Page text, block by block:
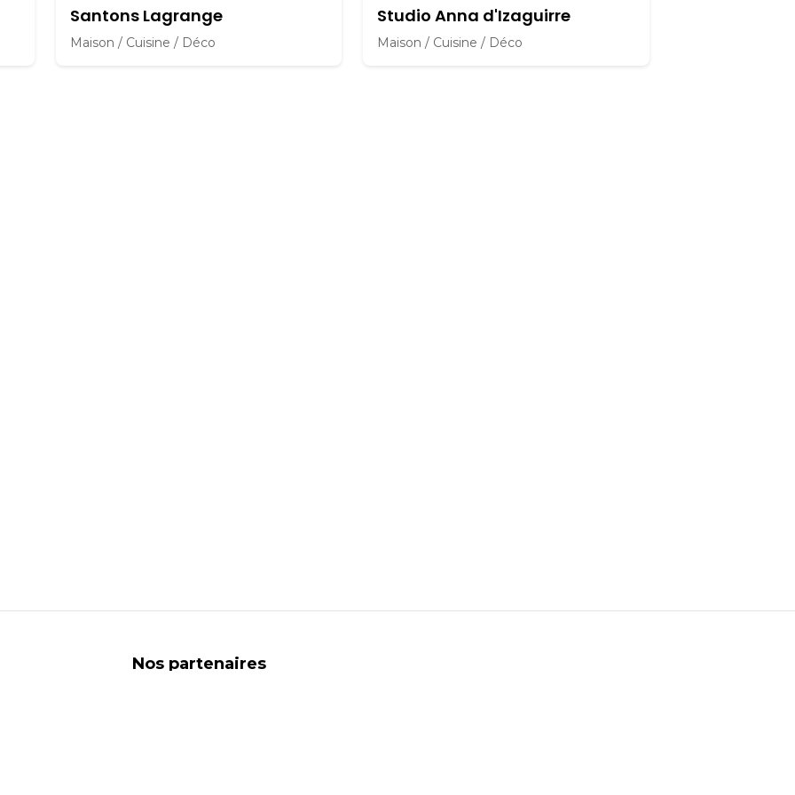
confidentialité, en garantissant la conformité avec les réglementations. Personnalisez vos préférences pour contrôler la manière dont
Santons Lagrange
Maison / Cuisine / Déco
Studio Anna d'Izaguirre
Maison / Cuisine / Déco
Nos partenaires